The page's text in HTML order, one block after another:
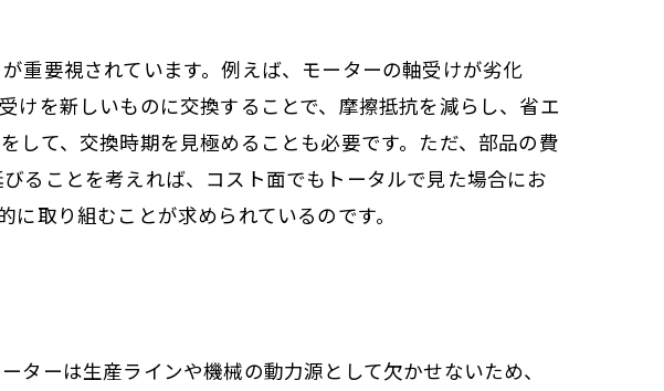
重要視されています。例えば、モーターの軸受けが劣化
けを新しいものに交換することで、摩擦抵抗を減らし、省エ
して、交換時期を見極めることも必要です。ただ、部品の費
ることを考えれば、コスト面でもトータルで見た場合にお
取り組むことが求められているのです。
ーは生産ラインや機械の動力源として欠かせないため、